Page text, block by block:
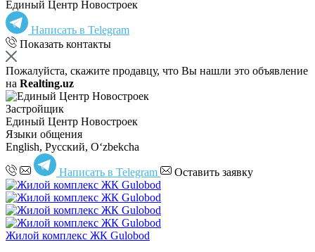
Единый Центр Новостроек
Написать в Telegram
Показать контакты
Пожалуйста, скажите продавцу, что Вы нашли это объявление
на Realting.uz
Застройщик
Единый Центр Новостроек
Языки общения
English, Русский, Oʻzbekcha
Написать в Telegram Оставить заявку
Жилой комплекс ЖК Gulobod